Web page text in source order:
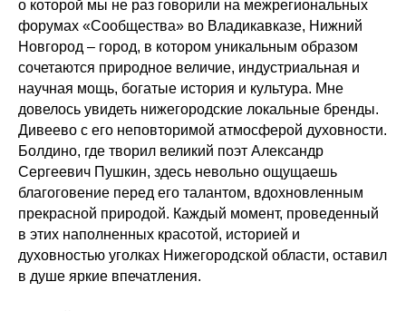
о которой мы не раз говорили на межрегиональных
форумах «Сообщества» во Владикавказе, Нижний
Новгород – город, в котором уникальным образом
сочетаются природное величие, индустриальная и
научная мощь, богатые история и культура. Мне
довелось увидеть нижегородские локальные бренды.
Дивеево с его неповторимой атмосферой духовности.
Болдино, где творил великий поэт Александр
Сергеевич Пушкин, здесь невольно ощущаешь
благоговение перед его талантом, вдохновленным
прекрасной природой. Каждый момент, проведенный
в этих наполненных красотой, историей и
духовностью уголках Нижегородской области, оставил
в душе яркие впечатления.